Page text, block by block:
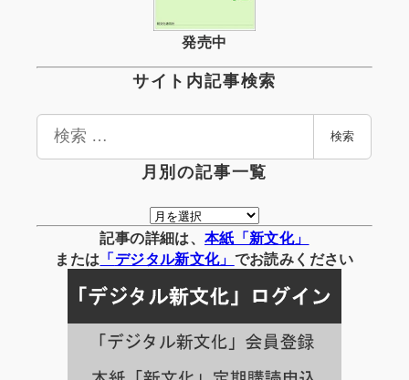
発売中
サイト内記事検索
検
検索
月別の記事一覧
月
別
の
事
一
覧
記事の詳細は、 本紙「新文化」
または 「デジタル新文化」 でお読みください